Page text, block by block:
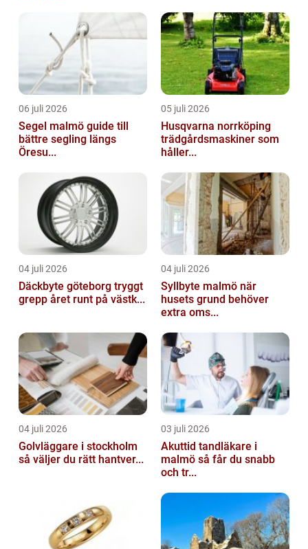
06 juli 2026
Segel malmö guide till
bättre segling längs
Öresu...
05 juli 2026
Husqvarna norrköping
trädgårdsmaskiner som
håller...
04 juli 2026
Däckbyte göteborg tryggt
grepp året runt på västk...
04 juli 2026
Syllbyte malmö när
husets grund behöver
extra oms...
04 juli 2026
Golvläggare i stockholm
så väljer du rätt hantver...
03 juli 2026
Akuttid tandläkare i
malmö så får du snabb
och tr...